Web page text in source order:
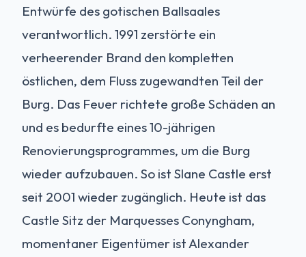
Entwürfe des gotischen Ballsaales
verantwortlich. 1991 zerstörte ein
verheerender Brand den kompletten
östlichen, dem Fluss zugewandten Teil der
Burg. Das Feuer richtete große Schäden an
und es bedurfte eines 10-jährigen
Renovierungsprogrammes, um die Burg
wieder aufzubauen. So ist Slane Castle erst
seit 2001 wieder zugänglich. Heute ist das
Castle Sitz der Marquesses Conyngham,
momentaner Eigentümer ist Alexander